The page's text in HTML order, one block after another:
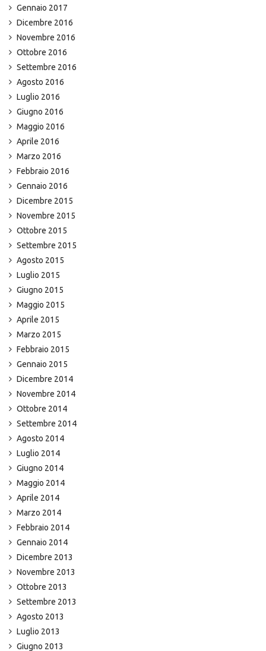
Gennaio 2017
Dicembre 2016
Novembre 2016
Ottobre 2016
Settembre 2016
Agosto 2016
Luglio 2016
Giugno 2016
Maggio 2016
Aprile 2016
Marzo 2016
Febbraio 2016
Gennaio 2016
Dicembre 2015
Novembre 2015
Ottobre 2015
Settembre 2015
Agosto 2015
Luglio 2015
Giugno 2015
Maggio 2015
Aprile 2015
Marzo 2015
Febbraio 2015
Gennaio 2015
Dicembre 2014
Novembre 2014
Ottobre 2014
Settembre 2014
Agosto 2014
Luglio 2014
Giugno 2014
Maggio 2014
Aprile 2014
Marzo 2014
Febbraio 2014
Gennaio 2014
Dicembre 2013
Novembre 2013
Ottobre 2013
Settembre 2013
Agosto 2013
Luglio 2013
Giugno 2013